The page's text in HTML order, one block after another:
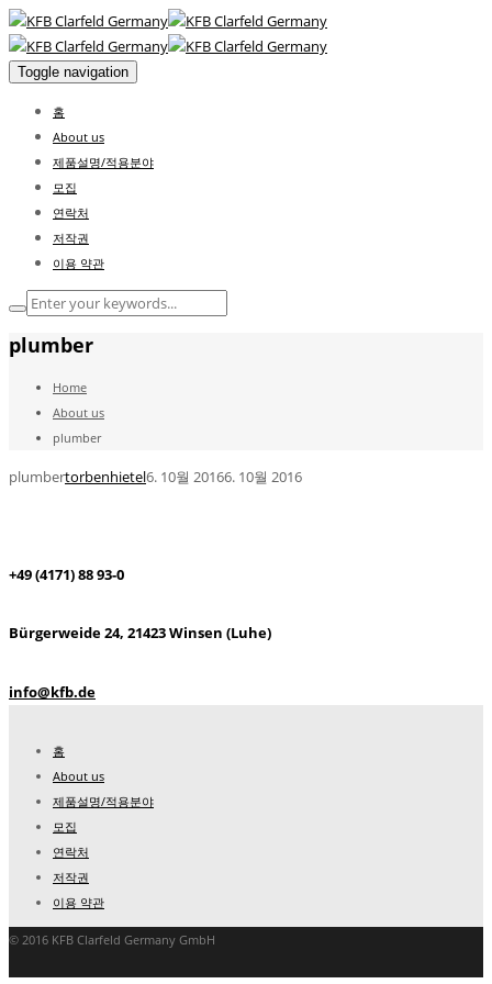
Toggle navigation
홈
About us
제품설명/적용분야
모집
연락처
저작권
이용 약관
plumber
Home
About us
plumber
plumbertorbenhietel6. 10월 20166. 10월 2016
+49 (4171) 88 93-0
Bürgerweide 24, 21423 Winsen (Luhe)
info@kfb.de
홈
About us
제품설명/적용분야
모집
연락처
저작권
이용 약관
© 2016 KFB Clarfeld Germany GmbH